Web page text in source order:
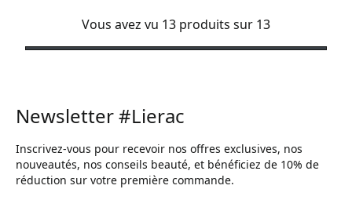
Vous avez vu 13 produits sur 13
Newsletter #Lierac
Inscrivez-vous pour recevoir nos offres exclusives, nos
nouveautés, nos conseils beauté, et bénéficiez de 10% de
réduction sur votre première commande.